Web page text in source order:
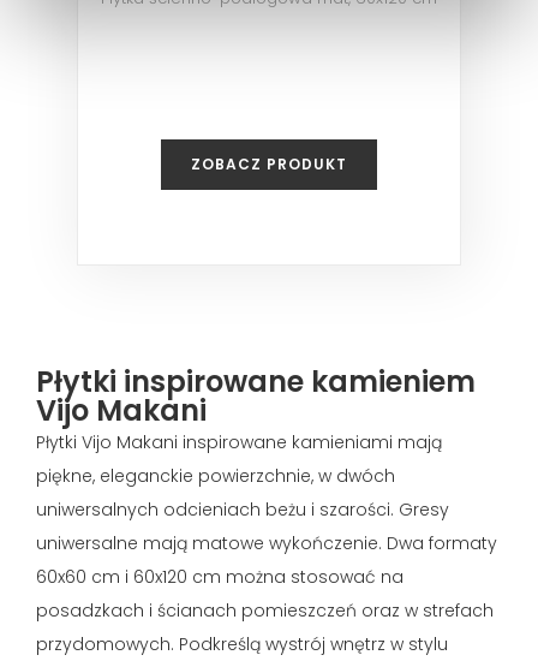
ZOBACZ PRODUKT
Płytki inspirowane kamieniem
Vijo Makani
Płytki Vijo Makani inspirowane kamieniami mają
piękne, eleganckie powierzchnie, w dwóch
uniwersalnych odcieniach beżu i szarości. Gresy
uniwersalne mają matowe wykończenie. Dwa formaty
60x60 cm i 60x120 cm można stosować na
posadzkach i ścianach pomieszczeń oraz w strefach
przydomowych. Podkreślą wystrój wnętrz w stylu